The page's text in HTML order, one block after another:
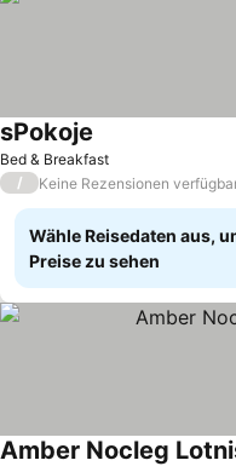
Bed & Breakfast
sPokoje
/ Keine Rezensionen
Wähle Reisedaten aus,
Preise zu sehen
Amber Nocleg